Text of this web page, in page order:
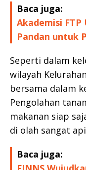
Baca juga:
Akademisi
Pandan untuk
Seperti dalam
wilayah
bersama dalam
Pengolahan
makanan siap
di olah sangat
Baca juga: